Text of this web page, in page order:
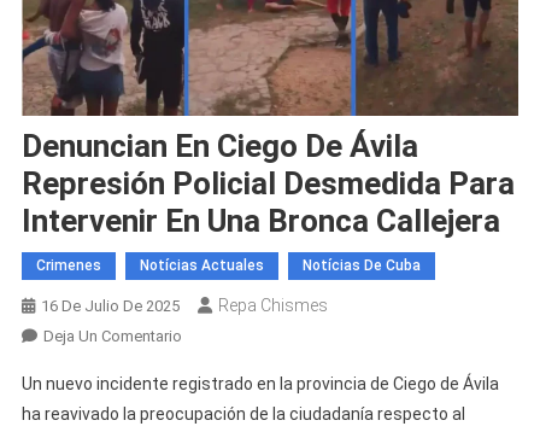
Denuncian En Ciego De Ávila
Represión Policial Desmedida Para
Intervenir En Una Bronca Callejera
Crimenes Notícias Actuales Notícias De Cuba
16 De Julio De 2025 Repa Chismes
Deja Un ComentarioEn
En
Ciego
Un nuevo incidente registrado en la provincia de Ciego de Ávila
ha reavivado la preocupación de la ciudadanía respecto al